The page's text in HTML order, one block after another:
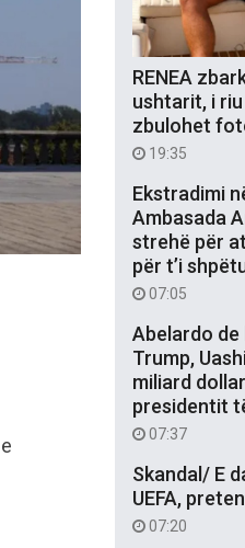
RENEA
ushtarit, i
zbulohet
19:35
Ekstradimi
Ambasada
strehë për
për t’i
07:05
Abelardo de
Trump,
miliard
presidentit
07:37
Skandal/ E
UEFA,
07:20